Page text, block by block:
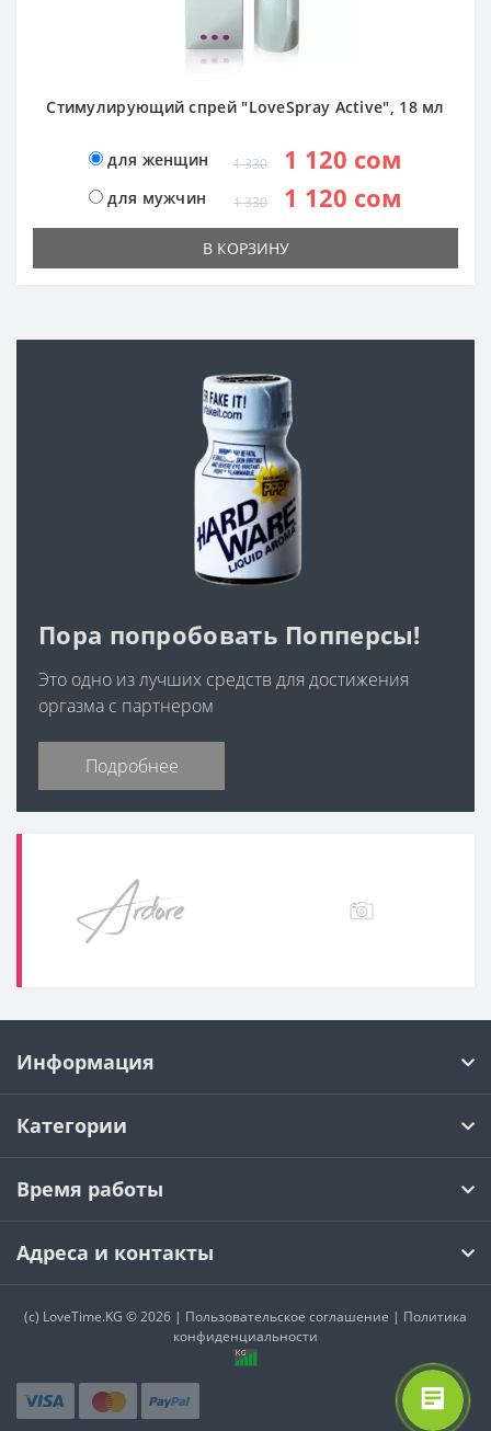
Стимулирующий спрей "LoveSpray Active", 18 мл
для женщин 1 330 1 120 сом
для мужчин 1 330 1 120 сом
В КОРЗИНУ
Пора попробовать Попперсы!
Это одно из лучших средств для достижения
оргазма с партнером
Подробнее
Информация
Категории
Время работы
Адреса и контакты
(c) LoveTime.KG © 2026 | Пользовательское соглашение | Политика
конфиденциальности